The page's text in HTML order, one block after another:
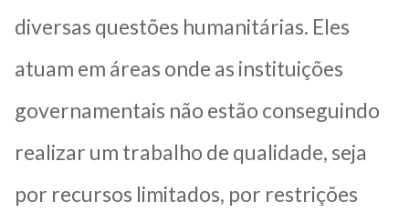
diversas questões humanitárias. Eles
atuam em áreas onde as instituições
governamentais não estão conseguindo
realizar um trabalho de qualidade, seja
por recursos limitados, por restrições